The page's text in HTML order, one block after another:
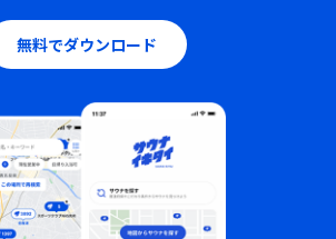
無料でダウンロード